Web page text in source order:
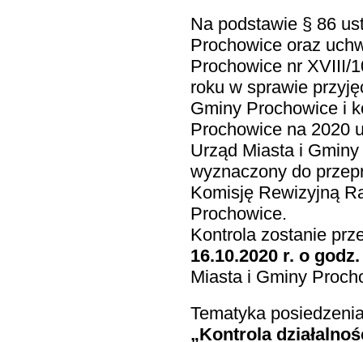
Na podstawie § 86
Prochowice oraz
Prochowice nr XVIII/
roku w sprawie
Gminy Prochowice i
Prochowice na 2020
Urząd Miasta i
wyznaczony do
Komisję Rewizyjną
Prochowice.
Kontrola zostanie
16.10.2020 r. o
Miasta i Gminy
Tematyka
„Kontrola